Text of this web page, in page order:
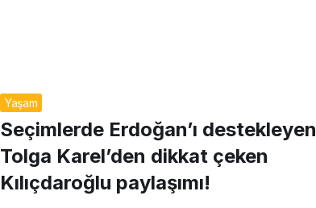
Yaşam
Seçimlerde Erdoğan’ı destekleyen
Tolga Karel’den dikkat çeken
Kılıçdaroğlu paylaşımı!